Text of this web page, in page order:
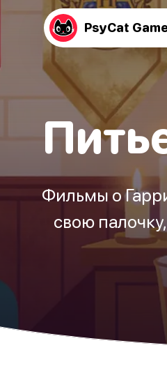
PsyCat
Фильмы о
свою